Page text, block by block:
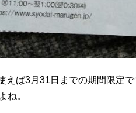
えば3月31日までの期間限定
ね。